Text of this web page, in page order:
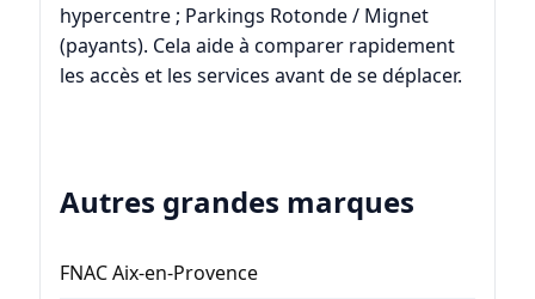
hypercentre ; Parkings Rotonde / Mignet
(payants). Cela aide à comparer rapidement
les accès et les services avant de se déplacer.
Autres grandes marques
FNAC Aix-en-Provence